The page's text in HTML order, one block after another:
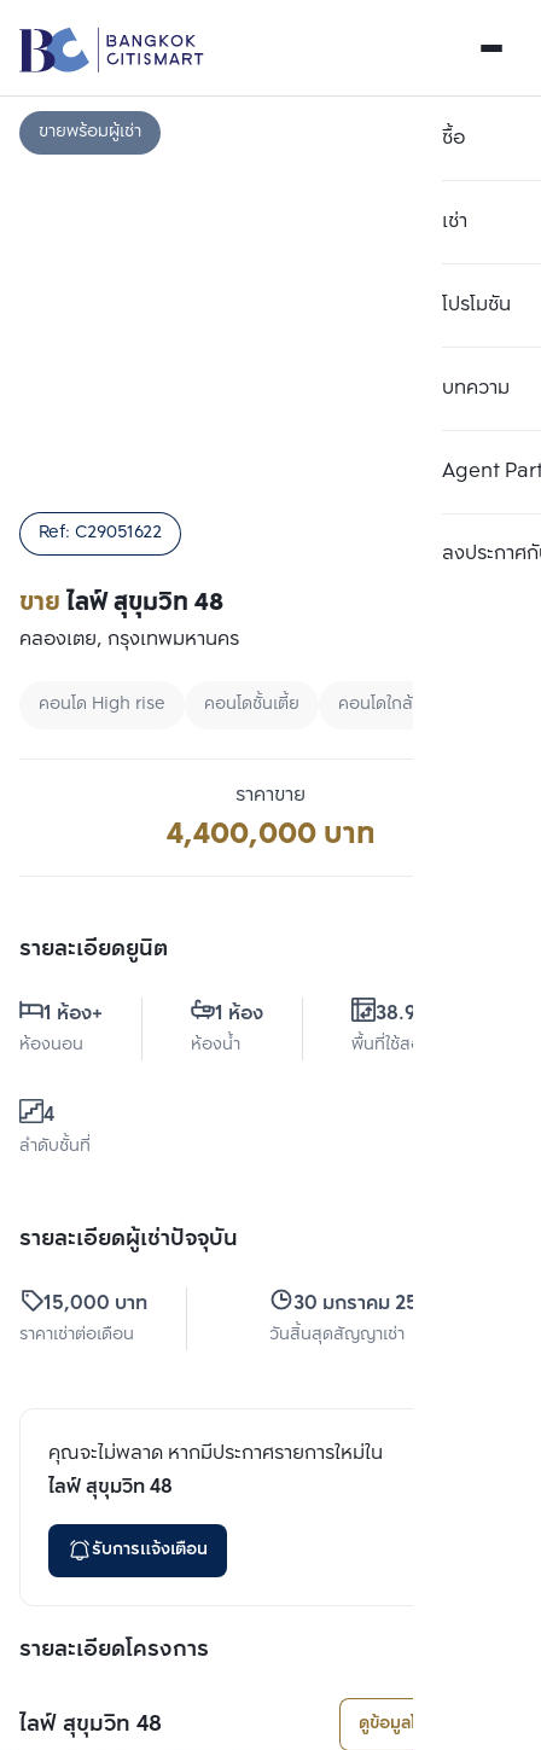
ซื้อ
เช่า
โปรโมชัน
บทความ
Agent
ลงประกาศกั
ขายพร้อมผู้เช่า
ขายไลฟ์ สุขุมวิท 48
Ref: C29051622
คลองเตย, กรุงเทพมหานคร
คอนโด High rise คอนโดชั้นเตี้ย คอนโดใกล้ทางด่วน
ราคาขาย
4,400,000 บาท
รายละเอียดยูนิต
1 ห้อง+
ห้องนอน
1 ห้อง
ห้องน้ำ
38.96 ตร.ม.
พื้นที่ใช้สอย
4
ลำดับชั้นที่
รายละเอียดผู้เช่าปัจจุบัน
15,000 บาท
ราคาเช่าต่อเดือน
30 มกราคม 2567
วันสิ้นสุดสัญญาเช่า
คุณจะไม่พลาด หากมีประกาศรายการใหม่ใน
ไลฟ์ สุขุมวิท 48
รับการแจ้งเตือน
รายละเอียดโครงการ
ไลฟ์ สุขุมวิท 48 ดูข้อมูลโครงการ
เปรียบเทียบ